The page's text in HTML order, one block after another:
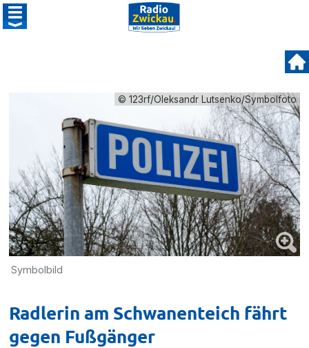
© 123rf/Oleksandr Lutsenko/Symbolfoto
Symbolbild
Radlerin am Schwanenteich fährt
gegen Fußgänger